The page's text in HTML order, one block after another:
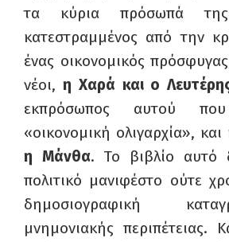
τα κύρια πρόσωπά
κατεστραμμένος από την
ένας οικονομικός
νέοι, η Χαρά και ο
εκπρόσωπος αυτού που
«οικονομική ολιγαρχία»,
η Μάνθα. Το βιβλίο αυτό
πολιτικό μανιφέστο ούτε
δημοσιογραφική
μνημονιακής περιπέτειας.